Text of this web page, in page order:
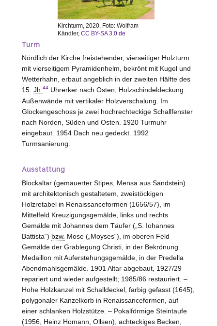
Kirchturm, 2020, Foto: Wolfram
Kändler, CC BY-SA 3.0 de
Turm
Nördlich der Kirche freistehender, vierseitiger Holzturm
mit vierseitigem Pyramidenhelm, bekrönt mit Kugel und
Wetterhahn, erbaut angeblich in der zweiten Hälfte des
15. Jh.44Uhrerker nach Osten, Holzschindeldeckung.
Außenwände mit vertikaler Holzverschalung. Im
Glockengeschoss je zwei hochrechteckige Schallfenster
nach Norden, Süden und Osten. 1920 Turmuhr
eingebaut. 1954 Dach neu gedeckt. 1992
Turmsanierung.
Ausstattung
Blockaltar (gemauerter Stipes, Mensa aus Sandstein)
mit architektonisch gestaltetem, zweistöckigen
Holzretabel in Renaissanceformen (1656/57), im
Mittelfeld Kreuzigungsgemälde, links und rechts
Gemälde mit Johannes dem Täufer („S. Iohannes
Battista“) bzw. Mose („Moyses“), im oberen Feld
Gemälde der Grablegung Christi, in der Bekrönung
Medaillon mit Auferstehungsgemälde, in der Predella
Abendmahlsgemälde. 1901 Altar abgebaut, 1927/29
repariert und wieder aufgestellt; 1985/86 restauriert. –
HoheHolzkanzel mit Schalldeckel, farbig gefasst (1645),
polygonaler Kanzelkorb in Renaissanceformen, auf
einer schlanken Holzstütze. – Pokalförmige Steintaufe
(1956, Heinz Homann, Ollsen), achteckiges Becken,